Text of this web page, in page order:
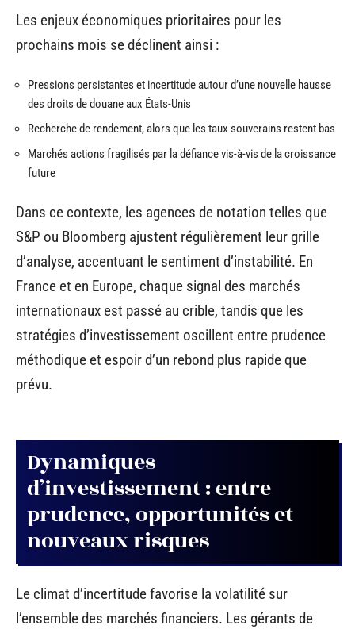
Les enjeux économiques prioritaires pour les
prochains mois se déclinent ainsi :
Pressions persistantes et incertitude autour d’une nouvelle hausse
des droits de douane aux États-Unis
Recherche de rendement, alors que les taux souverains restent bas
Marchés actions fragilisés par la défiance vis-à-vis de la croissance
future
Dans ce contexte, les agences de notation telles que
S&P ou Bloomberg ajustent régulièrement leur grille
d’analyse, accentuant le sentiment d’instabilité. En
France et en Europe, chaque signal des marchés
internationaux est passé au crible, tandis que les
stratégies d’investissement oscillent entre prudence
méthodique et espoir d’un rebond plus rapide que
prévu.
Dynamiques
d’investissement : entre
prudence, opportunités et
nouveaux risques
Le climat d’incertitude favorise la volatilité sur
l’ensemble des marchés financiers. Les gérants de